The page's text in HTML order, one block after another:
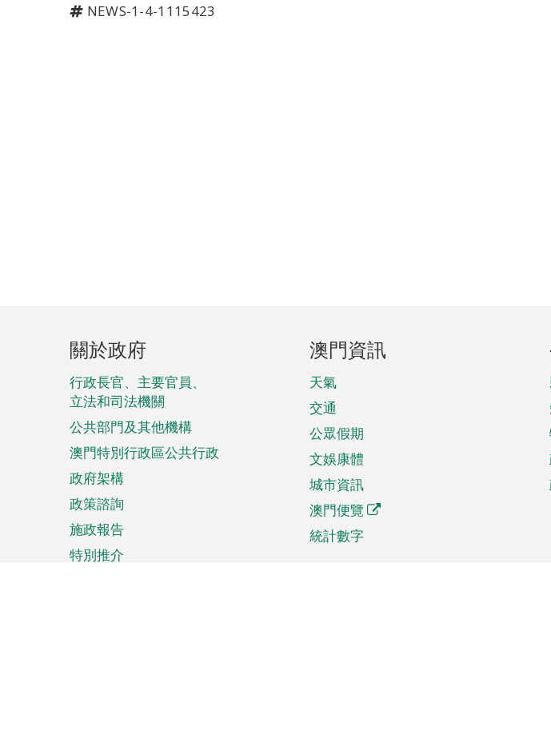
NEWS-1-4-1115423
頁
腳
菜
單
關於政府
行政長官、主要官員、
立法和司法機關
公共部門及其他機構
澳門特別行政區公共行政
政府架構
政策諮詢
施政報告
特別推介
澳門資訊
天氣
交通
公眾假期
文娛康體
城市資訊
澳門便覽
統計數字